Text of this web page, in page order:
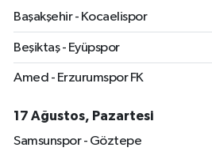
Başakşehir - Kocaelispor
Beşiktaş - Eyüpspor
Amed - Erzurumspor FK
17 Ağustos, Pazartesi
Samsunspor - Göztepe